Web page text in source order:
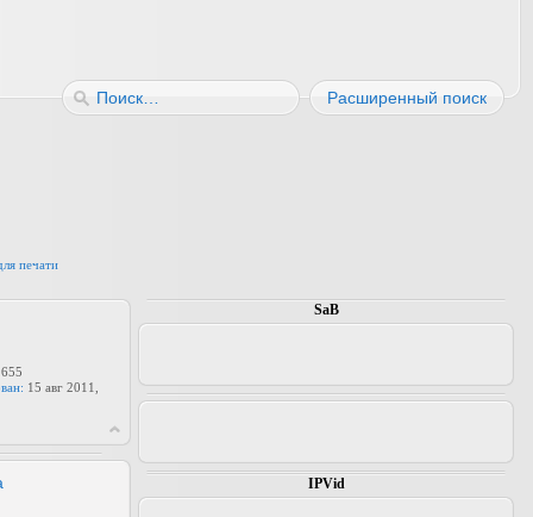
Расширенный поиск
печати
15 авг 2011,
SaB
IPVid